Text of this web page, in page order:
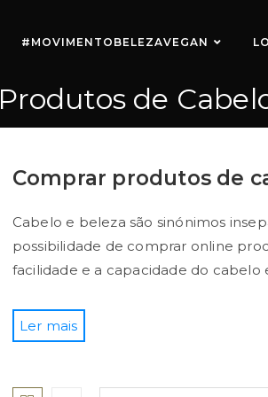
#MOVIMENTOBELEZAVEGAN
Produtos de
Comprar produtos de
Cabelo e beleza são sinónimos
possibilidade de comprar online
facilidade e a capacidade do cabelo
Ao saber dessa importância, um
cuidados capilares que a sua
Ler mais